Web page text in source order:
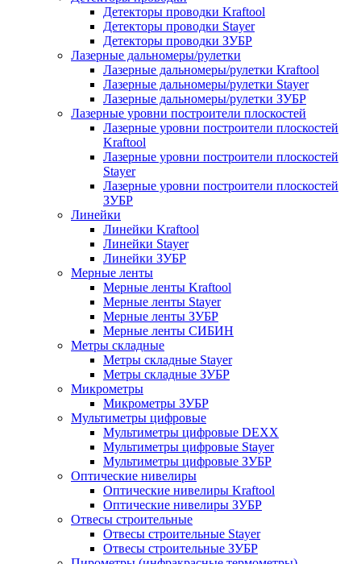
Детекторы проводки Kraftool
Детекторы проводки Stayer
Детекторы проводки ЗУБР
Лазерные дальномеры/рулетки
Лазерные дальномеры/рулетки Kraftool
Лазерные дальномеры/рулетки Stayer
Лазерные дальномеры/рулетки ЗУБР
Лазерные уровни построители плоскостей
Лазерные уровни построители плоскостей
Kraftool
Лазерные уровни построители плоскостей
Stayer
Лазерные уровни построители плоскостей
ЗУБР
Линейки
Линейки Kraftool
Линейки Stayer
Линейки ЗУБР
Мерные ленты
Мерные ленты Kraftool
Мерные ленты Stayer
Мерные ленты ЗУБР
Мерные ленты СИБИН
Метры складные
Метры складные Stayer
Метры складные ЗУБР
Микрометры
Микрометры ЗУБР
Мультиметры цифровые
Мультиметры цифровые DEXX
Мультиметры цифровые Stayer
Мультиметры цифровые ЗУБР
Оптические нивелиры
Оптические нивелиры Kraftool
Оптические нивелиры ЗУБР
Отвесы строительные
Отвесы строительные Stayer
Отвесы строительные ЗУБР